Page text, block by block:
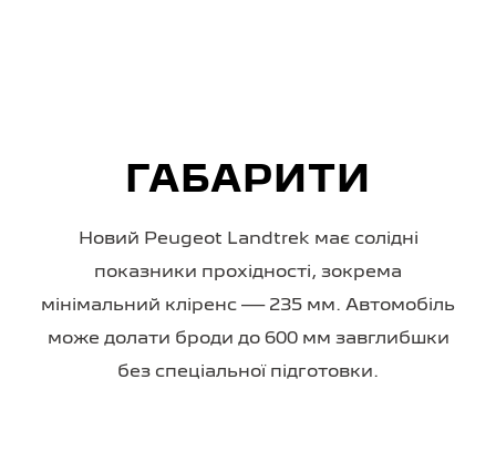
ГАБАРИТИ
Новий Peugeot Landtrek має солідні
показники прохідності, зокрема
мінімальний кліренс — 235 мм. Автомобіль
може долати броди до 600 мм завглибшки
без спеціальної підготовки.